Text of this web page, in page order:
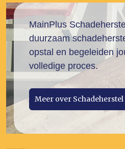
MainPlus
duurzaam
opstal en begeleiden
volledige proces.
Meer over Schadeherstel